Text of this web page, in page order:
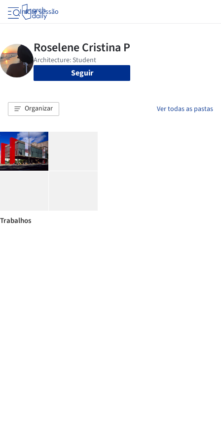
Iniciar sessão
Seguir
Organizar Ver todas as pastas
Trabalhos